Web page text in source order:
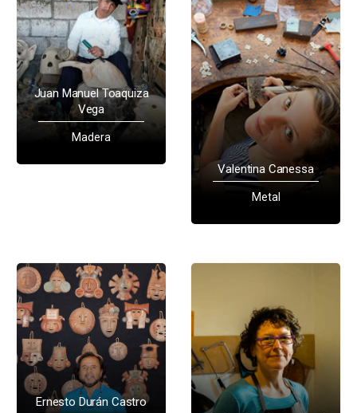
Juan Manuel Toaquiza
Vega
Madera
Valentina Canessa
Metal
Ernesto Durán Castro